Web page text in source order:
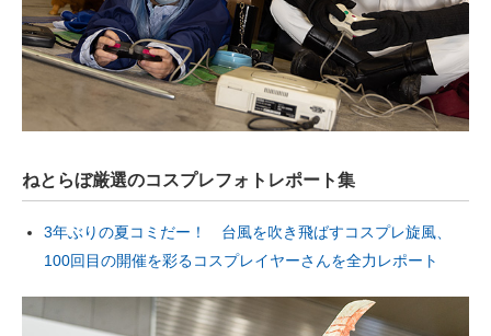
ねとらぼ厳選のコスプレフォトレポート集
3年ぶりの夏コミだー！ 台風を吹き飛ばすコスプレ旋風、
100回目の開催を彩るコスプレイヤーさんを全力レポート